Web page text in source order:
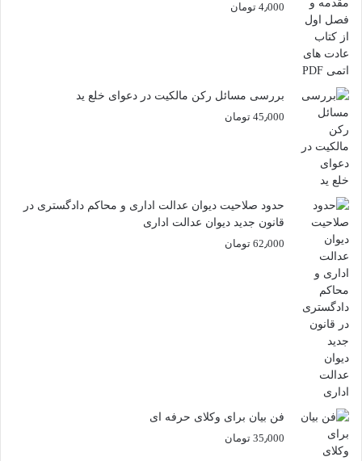
4٫000 تومان
بررسی مسائل رکن مالکیت در دعوای خلع ید
45٫000 تومان
حدود صلاحیت دیوان عدالت اداری و محاکم دادگستری در
قانون جدید دیوان عدالت اداری
62٫000 تومان
فن بیان برای وکلای حرفه ای
35٫000 تومان